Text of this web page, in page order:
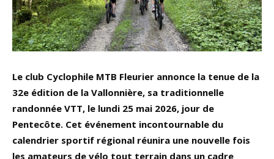
Le club Cyclophile MTB Fleurier annonce la tenue de la
32e édition de la Vallonnière, sa traditionnelle
randonnée VTT, le lundi 25 mai 2026, jour de
Pentecôte. Cet événement incontournable du
calendrier sportif régional réunira une nouvelle fois
les amateurs de vélo tout terrain dans un cadre